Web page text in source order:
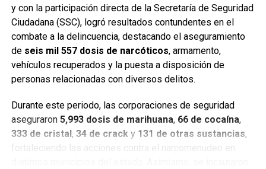
Entre las acciones destacadas se encuentran detenciones
relevantes en
Benito Juárez, Lázaro Cárdenas y Tulum
donde autoridades federales y estatales aseguraron
narcóticos, vehículos y cumplimentaron órdenes de
aprehensión contra personas presuntamente vinculadas
con delitos de alto impacto.
y con la participación directa de la Secretaría de Seguridad
Ciudadana (SSC), logró resultados contundentes en el
combate a la delincuencia, destacando el aseguramiento
de seis mil 557 dosis de narcóticos, armamento,
vehículos recuperados y la puesta a disposición de
personas relacionadas con diversos delitos.
Durante este periodo, las corporaciones de seguridad
aseguraron 5,993 dosis de marihuana, 66 de cocaína,
333 de cristal, 34 de crack y 131 de otras sustancias,
fortaleciendo las acciones contra el narcomenudeo en